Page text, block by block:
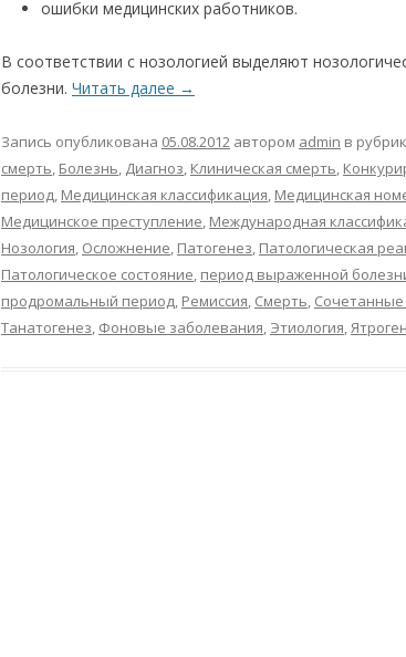
ошибки медицинских работников.
В соответствии с нозологией выделяют
болезни. Читать далее →
Запись опубликована 05.08.2012 автором admin в
смерть, Болезнь, Диагноз, Клиническая смерть,
период, Медицинская классификация, Медицинская
Медицинское преступление, Международная
Нозология, Осложнение, Патогенез, Патологическая
Патологическое состояние, период выраженной
продромальный период, Ремиссия, Смерть,
Танатогенез, Фоновые заболевания, Этиология,